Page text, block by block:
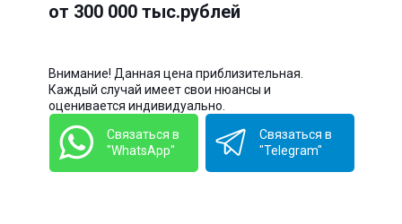
от 300 000 тыс.рублей
Внимание! Данная цена приблизительная.
Каждый случай имеет свои нюансы и
оценивается индивидуально.
Связаться в
"WhatsApp"
Связаться в
"Telegram"